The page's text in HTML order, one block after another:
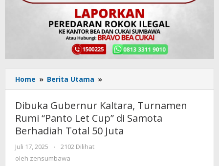
Home » Berita Utama »
Gubernur
Kaltara,
Turnamen
Rumi
“Panto
Dibuka Gubernur Kaltara, Turnamen
Rumi “Panto Let Cup” di Samota
Berhadiah Total 50 Juta
Juli 17, 2025
oleh
zensumbawa
-
2102 Dilihat
oleh zensumbawa